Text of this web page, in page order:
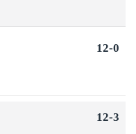
12-0
12-3